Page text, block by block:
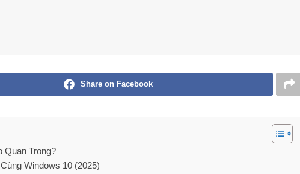
Share on Facebook
Quan Trọng?
Windows 10 (2025)